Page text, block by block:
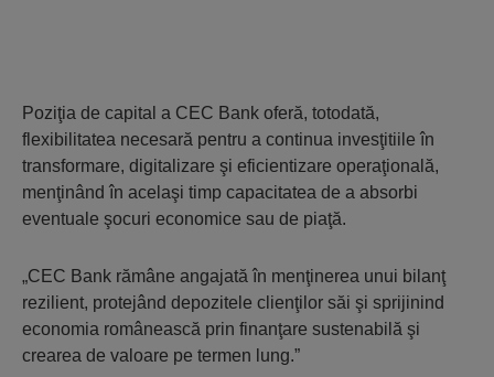
Poziţia de capital a CEC Bank oferă, totodată,
flexibilitatea necesară pentru a continua invesţitiile în
transformare, digitalizare şi eficientizare operaţională,
menţinând în acelaşi timp capacitatea de a absorbi
eventuale şocuri economice sau de piaţă.
„CEC Bank rămâne angajată în menţinerea unui bilanţ
rezilient, protejând depozitele clienţilor săi şi sprijinind
economia românească prin finanţare sustenabilă şi
crearea de valoare pe termen lung.”